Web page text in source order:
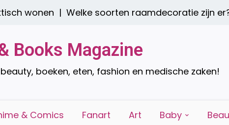
wonen | Welke soorten raamdecoratie zijn
Books Magazine
boeken, eten, fashion en medische zaken!
& Comics Fanart Art Baby